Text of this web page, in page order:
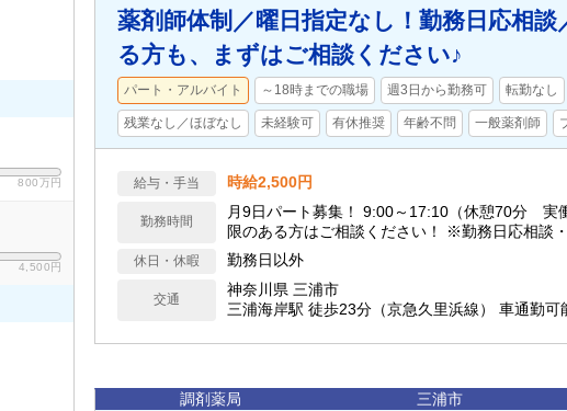
800万円
4,500円
薬剤師体制／曜日指定なし！勤務日応相談
る方も、まずはご相談ください♪
パート・アルバイト ～18時までの職場 週3日から勤務可 転勤なし
残業なし／ほぼなし 未経験可 有休推奨 年齢不問 一般薬剤師
給与・手当 時給2,500円
勤務時間
月9日パート募集！ 9:00～17:10（休憩70分 実働7時間） ※勤務時間に制
限のある方はご相談ください！ ※勤務日応相談
休日・休暇 勤務日以外
交通
神奈川県 三浦市
三浦海岸駅 徒歩23分（京急久里浜線） 車通勤可
調剤薬局 三浦市